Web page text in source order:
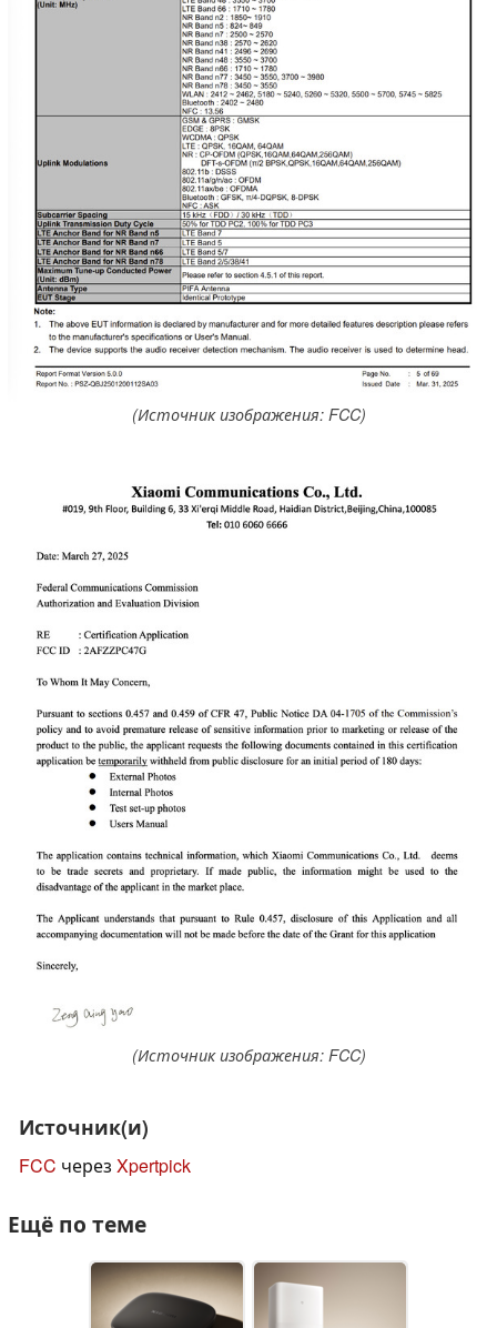
(Источник изображения: FCC)
(Источник изображения: FCC)
Источник(и)
FCC через Xpertpick
Ещё по теме